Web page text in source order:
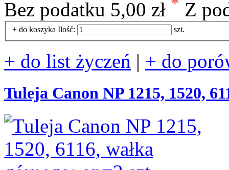
Bez podatku 5,00 zł Z
+ do koszyka Ilość: szt.
+ do list życzeń | + do
Tuleja Canon NP 1215, 1520,